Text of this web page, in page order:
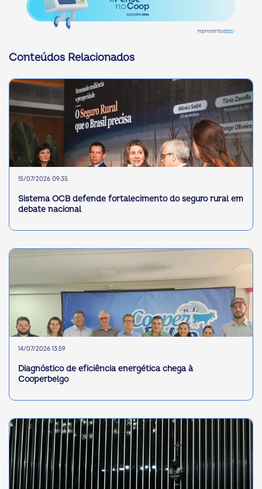
Conteúdos Relacionados
15/07/2026 09:35
Sistema OCB defende fortalecimento do seguro rural em
debate nacional
14/07/2026 13:59
Diagnóstico de eficiência energética chega à
Cooperbelgo